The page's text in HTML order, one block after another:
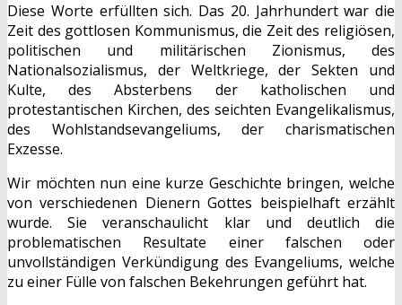
Diese Worte erfüllten sich. Das 20. Jahrhundert war die
Zeit des gottlosen Kommunismus, die Zeit des religiösen,
politischen und militärischen Zionismus, des
Nationalsozialismus, der Weltkriege, der Sekten und
Kulte, des Absterbens der katholischen und
protestantischen Kirchen, des seichten Evangelikalismus,
des Wohlstandsevangeliums, der charismatischen
Exzesse.
Wir möchten nun eine kurze Geschichte bringen, welche
von verschiedenen Dienern Gottes beispielhaft erzählt
wurde. Sie veranschaulicht klar und deutlich die
problematischen Resultate einer falschen oder
unvollständigen Verkündigung des Evangeliums, welche
zu einer Fülle von falschen Bekehrungen geführt hat.